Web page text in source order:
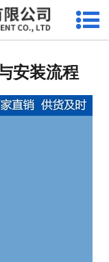
网站首页
安装流程